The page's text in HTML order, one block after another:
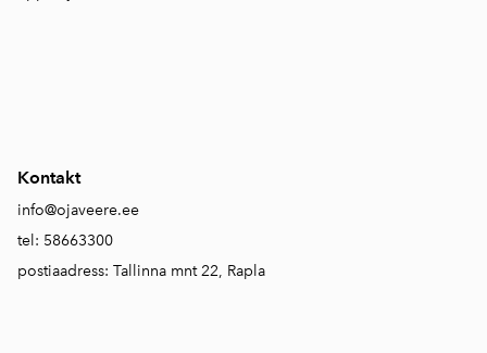
Kontakt
info@ojaveere.ee
tel: 58663300
postiaadress: Tallinna mnt 22, Rapla